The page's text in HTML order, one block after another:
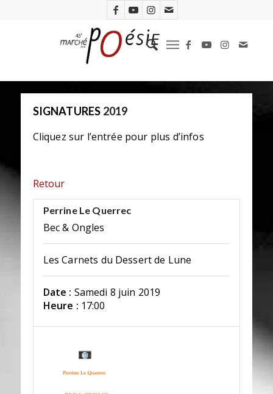
SIGNATURES 2019
Cliquez sur l’entrée pour plus d’infos
Retour
Perrine Le Querrec
Bec & Ongles
Les Carnets du Dessert de Lune
Date : Samedi 8 juin 2019
Heure : 17:00